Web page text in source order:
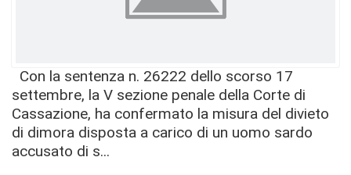
Con la sentenza n. 26222 dello scorso 17
settembre, la V sezione penale della Corte di
Cassazione, ha confermato la misura del divieto
di dimora disposta a carico di un uomo sardo
accusato di s...